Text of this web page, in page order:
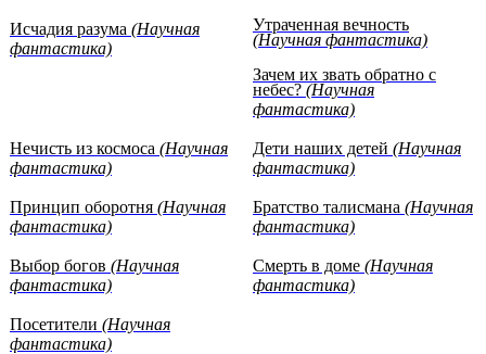
Исчадия разума (Научная
фантастика)
Утраченная вечность
(Научная фантастика)
Зачем их звать обратно с
небес? (Научная
фантастика)
Нечисть из космоса (Научная
фантастика)
Дети наших детей (Научная
фантастика)
Принцип оборотня (Научная
фантастика)
Братство талисмана (Научная
фантастика)
Выбор богов (Научная
фантастика)
Смерть в доме (Научная
фантастика)
Посетители (Научная
фантастика)